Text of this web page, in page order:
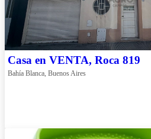
Casa en VENTA, Roca 819
Bahía Blanca, Buenos Aires